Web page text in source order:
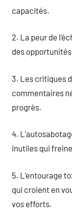
capacités.
2. La peur de
des
3. Les critiques
commentaires
progrès.
4.
inutiles qui
5. L’entourage
qui croient en
vos efforts.